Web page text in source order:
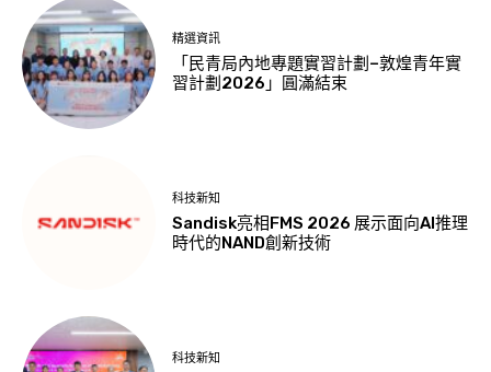
精選資訊
「民青局內地專題實習計劃–敦煌青年實
習計劃2026」圓滿結束
科技新知
Sandisk亮相FMS 2026 展示面向AI推理
時代的NAND創新技術
科技新知